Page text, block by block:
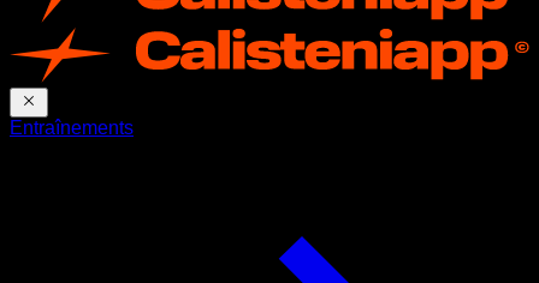
Entraînements